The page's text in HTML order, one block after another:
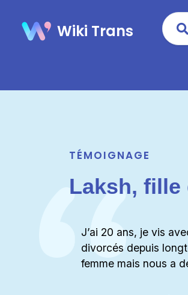
Wiki Trans
TÉMOIGNAGE
Laksh, fille
J’ai 20 ans, je vis
divorcés depuis
femme mais nous a